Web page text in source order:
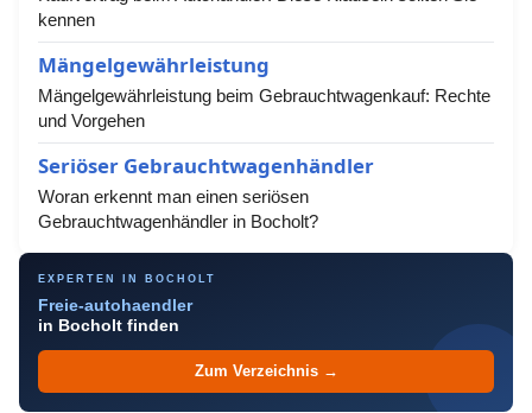
kennen
Mängelgewährleistung
Mängelgewährleistung beim Gebrauchtwagenkauf: Rechte
und Vorgehen
Seriöser Gebrauchtwagenhändler
Woran erkennt man einen seriösen
Gebrauchtwagenhändler in Bocholt?
EXPERTEN IN BOCHOLT
Freie-autohaendler
in Bocholt finden
Zum Verzeichnis →